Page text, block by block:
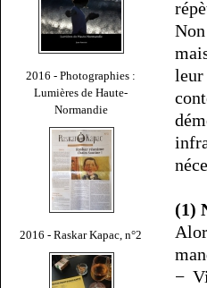
2016 - Photographies :
Lumières de Haute-
Normandie
2016 - Raskar Kapac, n°2
(1)
−